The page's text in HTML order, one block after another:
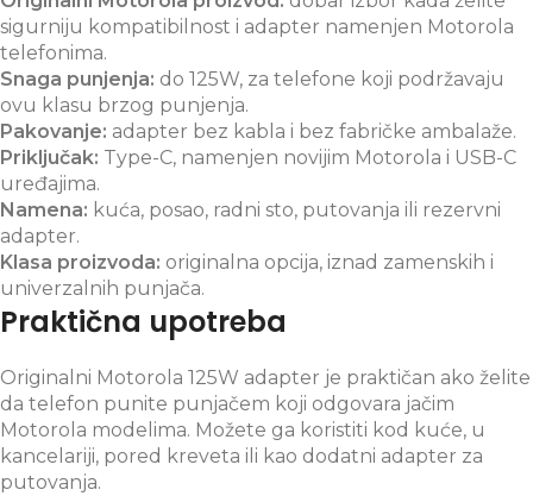
sigurniju kompatibilnost i adapter namenjen Motorola
telefonima.
Snaga punjenja: do 125W, za telefone koji podržavaju
ovu klasu brzog punjenja.
Pakovanje: adapter bez kabla i bez fabričke ambalaže.
Priključak: Type-C, namenjen novijim Motorola i USB-C
uređajima.
Namena: kuća, posao, radni sto, putovanja ili rezervni
adapter.
Klasa proizvoda: originalna opcija, iznad zamenskih i
univerzalnih punjača.
Praktična upotreba
Originalni Motorola 125W adapter je praktičan ako želite
da telefon punite punjačem koji odgovara jačim
Motorola modelima. Možete ga koristiti kod kuće, u
kancelariji, pored kreveta ili kao dodatni adapter za
putovanja.